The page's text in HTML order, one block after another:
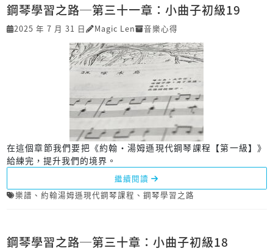
鋼琴學習之路─第三十一章：小曲子初級19
2025 年 7 月 31 日 Magic Len 音樂心得
在這個章節我們要把《約翰‧湯姆遜現代鋼琴課程【第一級】》
給練完，提升我們的境界。
繼續閱讀
樂譜 、 約翰湯姆遜現代鋼琴課程 、 鋼琴學習之路
鋼琴學習之路─第三十章：小曲子初級18